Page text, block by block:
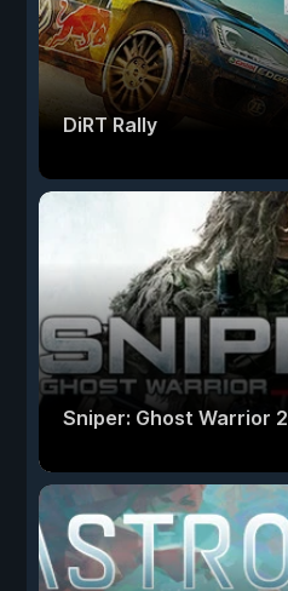
DiRT Rally
Sniper: Ghost Warrior 2